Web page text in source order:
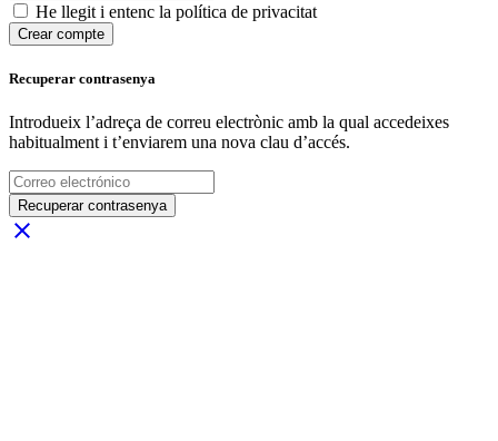
He llegit i entenc la política de privacitat
Crear compte
Recuperar contrasenya
Introdueix l’adreça de correu electrònic amb la qual accedeixes
habitualment i t’enviarem una nova clau d’accés.
Recuperar contrasenya
close